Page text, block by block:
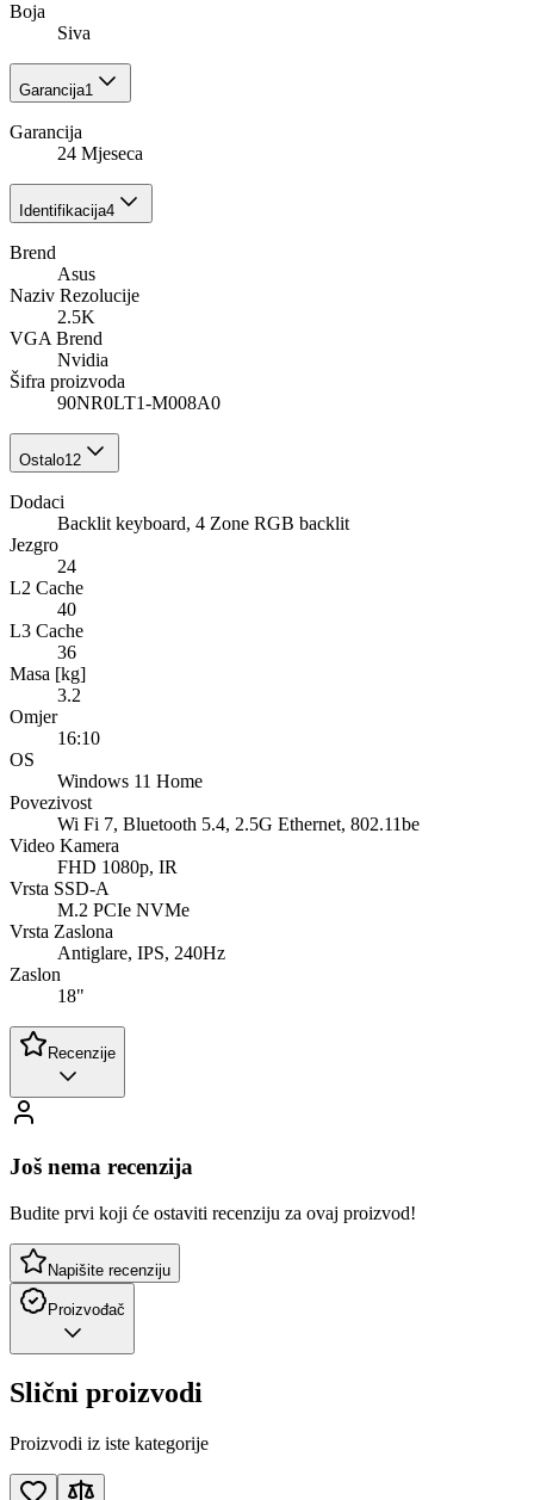
Boja
Siva
Garancija1
Garancija
24 Mjeseca
Identifikacija4
Brend
Asus
Naziv Rezolucije
2.5K
VGA Brend
Nvidia
Šifra proizvoda
90NR0LT1-M008A0
Ostalo12
Dodaci
Backlit keyboard, 4 Zone RGB backlit
Jezgro
24
L2 Cache
40
L3 Cache
36
Masa [kg]
3.2
Omjer
16:10
OS
Windows 11 Home
Povezivost
Wi Fi 7, Bluetooth 5.4, 2.5G Ethernet, 802.11be
Video Kamera
FHD 1080p, IR
Vrsta SSD-A
M.2 PCIe NVMe
Vrsta Zaslona
Antiglare, IPS, 240Hz
Zaslon
18"
Recenzije
Još nema recenzija
Budite prvi koji će ostaviti recenziju za ovaj proizvod!
Napišite recenziju
Proizvođač
Slični proizvodi
Proizvodi iz iste kategorije